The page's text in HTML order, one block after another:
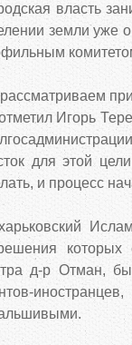
власть
земли уже
Игорь
для этой
и процесс
которых
д-р Отман,